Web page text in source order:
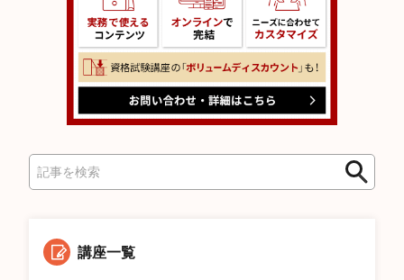
索
検
講座一覧